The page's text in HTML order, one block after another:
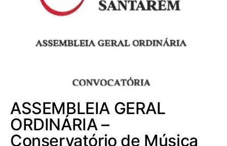
ASSEMBLEIA GERAL
ORDINÁRIA –
Conservatório de Música